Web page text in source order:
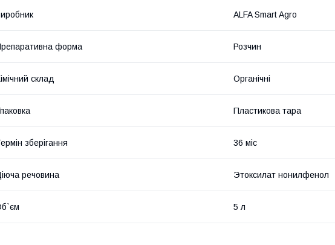
ALFA Smart Agro
форма Розчин
склад Органічні
Пластикова тара
зберігання 36 міс
речовина Этоксилат нонилфенол
5 л